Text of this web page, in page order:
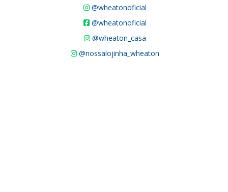
@wheatonoficial
@wheatonoficial
@wheaton_casa
@nossalojinha_wheaton